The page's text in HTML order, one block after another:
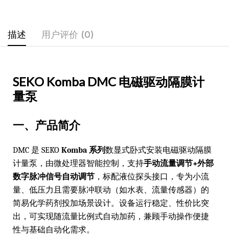
描述 用户评价 (0)
SEKO Komba DMC 电磁驱动隔膜计
量泵
一、产品简介
DMC 是 SEKO Komba 系列数显式卧式安装电磁驱动隔膜
计量泵，由微处理器智能控制，支持手动流量调节+外部
数字脉冲信号自动调节 ，标配液位探头接口，专为小流
量、低压力且需要脉冲联动（如水表、流量传感器）的
简易化学药剂投加场景设计。设备运行稳定、性价比突
出，可实现随流量比例式自动加药，兼顾手动操作便捷
性与基础自动化需求。